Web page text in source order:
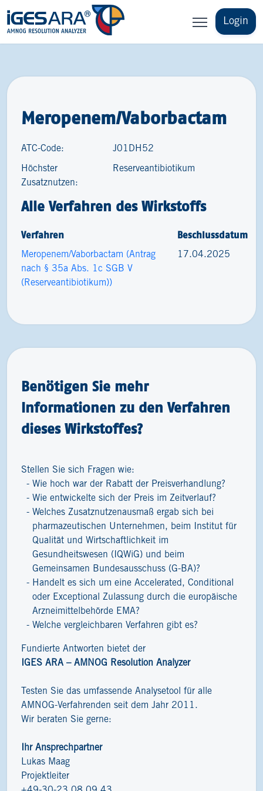
Login
Meropenem/Vaborbactam
ATC-Code: J01DH52
Höchster
Zusatznutzen:
Reserveantibiotikum
Alle Verfahren des Wirkstoffs
Verfahren Beschlussdatum
Meropenem/Vaborbactam (Antrag
nach § 35a Abs. 1c SGB V
(Reserveantibiotikum))
17.04.2025
Benötigen Sie mehr
Informationen zu den Verfahren
dieses Wirkstoffes?
Stellen Sie sich Fragen wie:
Wie hoch war der Rabatt der Preisverhandlung?
Wie entwickelte sich der Preis im Zeitverlauf?
Welches Zusatznutzenausmaß ergab sich bei
pharmazeutischen Unternehmen, beim Institut für
Qualität und Wirtschaftlichkeit im
Gesundheitswesen (IQWiG) und beim
Gemeinsamen Bundesausschuss (G-BA)?
Handelt es sich um eine Accelerated, Conditional
oder Exceptional Zulassung durch die europäische
Arzneimittelbehörde EMA?
Welche vergleichbaren Verfahren gibt es?
Fundierte Antworten bietet der
IGES ARA – AMNOG Resolution Analyzer
Testen Sie das umfassende Analysetool für alle
AMNOG-Verfahrenden seit dem Jahr 2011.
Wir beraten Sie gerne:
Ihr Ansprechpartner
Lukas Maag
Projektleiter